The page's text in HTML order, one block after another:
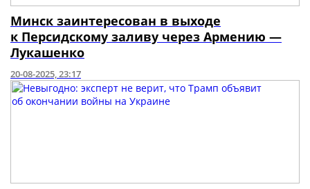
Минск заинтересован в выходе
к Персидскому заливу через Армению —
Лукашенко
20-08-2025, 23:17